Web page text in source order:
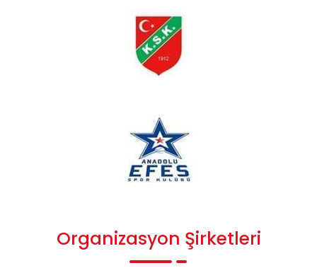
Organizasyon Şirketleri